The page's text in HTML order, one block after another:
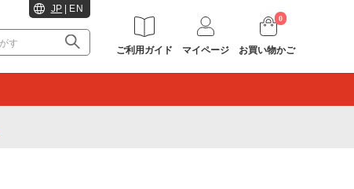
JP EN
ご利用ガイド マイページ
0
お買い物かご